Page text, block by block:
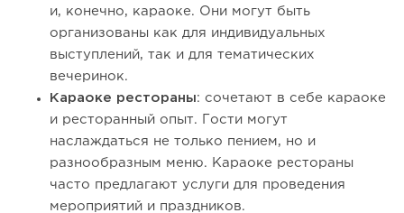
и, конечно, караоке. Они могут быть
организованы как для индивидуальных
выступлений, так и для тематических
вечеринок.
Караоке рестораны: сочетают в себе караоке
и ресторанный опыт. Гости могут
наслаждаться не только пением, но и
разнообразным меню. Караоке рестораны
часто предлагают услуги для проведения
мероприятий и праздников.